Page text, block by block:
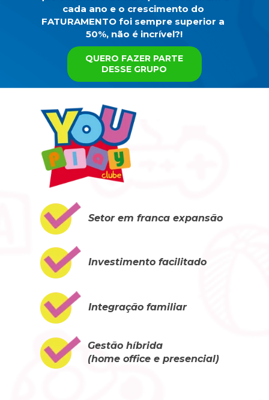
FATURAMENTO foi sempre superior a
50%, não é incrível?!
QUERO FAZER PARTE
DESSE GRUPO
Setor em franca expansão
Investimento facilitado
Integração familiar
Gestão híbrida
(home office e presencial)